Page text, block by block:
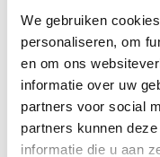
We gebruiken
personaliseren, om
en om ons
informatie over uw
partners voor social
partners kunnen
informatie die u aan
nauw betrokken bij
Katinka van Boxtel,
Maarten versterken we
en ervaring. Zijn
deskundigheid op
extra slagkracht om